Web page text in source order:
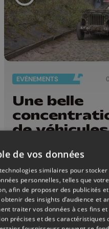
EVÈNEMENTS
Une belle
de véhicules
les
annuelles du
Fort de
de vos données
similaires pour
personnelles, telles que
afin de proposer des publicités
des insights d’audience et
traiter vos données à ces fins et
précises et des caractéristiques